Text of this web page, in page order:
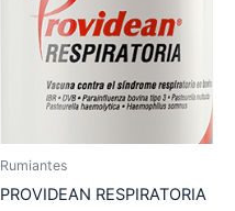
Rumiantes
PROVIDEAN RESPIRATORIA